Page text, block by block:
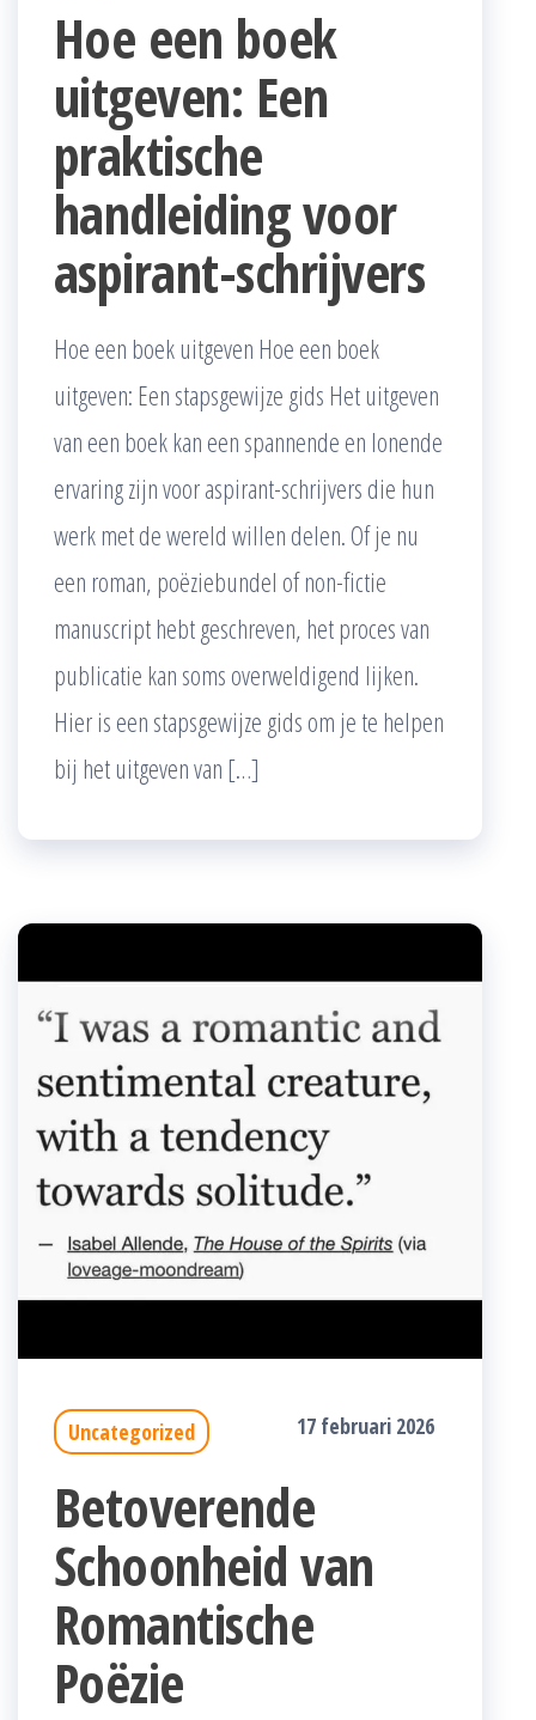
Hoe een boek
uitgeven: Een
praktische
handleiding voor
aspirant-schrijvers
Hoe een boek uitgeven Hoe een boek
uitgeven: Een stapsgewijze gids Het uitgeven
van een boek kan een spannende en lonende
ervaring zijn voor aspirant-schrijvers die hun
werk met de wereld willen delen. Of je nu
een roman, poëziebundel of non-fictie
manuscript hebt geschreven, het proces van
publicatie kan soms overweldigend lijken.
Hier is een stapsgewijze gids om je te helpen
bij het uitgeven van […]
Uncategorized 17 februari 2026
Betoverende
Schoonheid van
Romantische
Poëzie